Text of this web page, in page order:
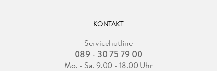
KONTAKT
Servicehotline
089 - 30 75 79 00
Mo. - Sa. 9.00 - 18.00 Uhr